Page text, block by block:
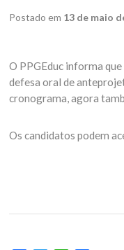
Postado em 13 de maio
O PPGEduc informa
defesa oral de
cronograma, agora
Os candidatos podem